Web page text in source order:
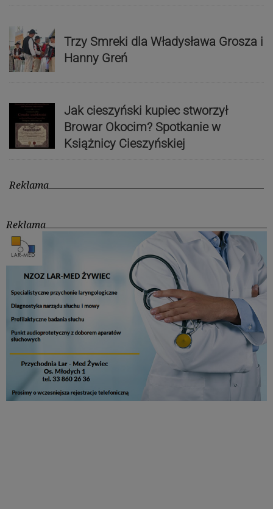
Trzy Smreki dla Władysława Grosza i
Hanny Greń
Jak cieszyński kupiec stworzył
Browar Okocim? Spotkanie w
Książnicy Cieszyńskiej
Reklama
Reklama